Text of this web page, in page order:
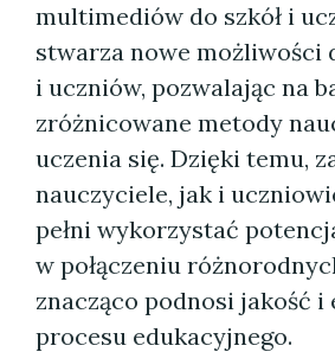
multimediów do szkół i
stwarza nowe możliwości
i uczniów, pozwalając na
zróżnicowane metody
uczenia się. Dzięki temu,
nauczyciele, jak i
pełni wykorzystać
w połączeniu
znacząco podnosi jakość i
procesu edukacyjnego.